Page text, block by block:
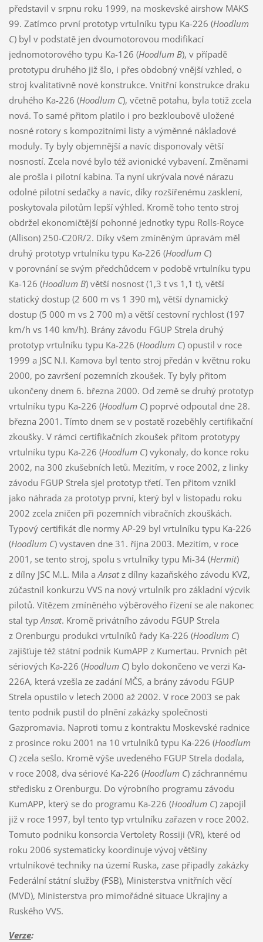
představil v srpnu roku 1999, na moskevské airshow MAKS
99. Zatímco první prototyp vrtulníku typu Ka-226 (Hoodlum
C) byl v podstatě jen dvoumotorovou modifikací
jednomotorového typu Ka-126 (Hoodlum B), v případě
prototypu druhého již šlo, i přes obdobný vnější vzhled, o
stroj kvalitativně nové konstrukce. Vnitřní konstrukce draku
druhého Ka-226 (Hoodlum C), včetně potahu, byla totiž zcela
nová. To samé přitom platilo i pro bezkloubově uložené
nosné rotory s kompozitními listy a výměnné nákladové
moduly. Ty byly objemnější a navíc disponovaly větší
nosností. Zcela nové bylo též avionické vybavení. Změnami
ale prošla i pilotní kabina. Ta nyní ukrývala nové nárazu
odolné pilotní sedačky a navíc, díky rozšířenému zasklení,
poskytovala pilotům lepší výhled. Kromě toho tento stroj
obdržel ekonomičtější pohonné jednotky typu Rolls-Royce
(Allison) 250-C20R/2. Díky všem zmíněným úpravám měl
druhý prototyp vrtulníku typu Ka-226 (Hoodlum C)
v porovnání se svým předchůdcem v podobě vrtulníku typu
Ka-126 (Hoodlum B) větší nosnost (1,3 t vs 1,1 t), větší
statický dostup (2 600 m vs 1 390 m), větší dynamický
dostup (5 000 m vs 2 700 m) a větší cestovní rychlost (197
km/h vs 140 km/h). Brány závodu FGUP Strela druhý
prototyp vrtulníku typu Ka-226 (Hoodlum C) opustil v roce
1999 a JSC N.I. Kamova byl tento stroj předán v květnu roku
2000, po završení pozemních zkoušek. Ty byly přitom
ukončeny dnem 6. března 2000. Od země se druhý prototyp
vrtulníku typu Ka-226 (Hoodlum C) poprvé odpoutal dne 28.
března 2001. Tímto dnem se v postatě rozeběhly certifikační
zkoušky. V rámci certifikačních zkoušek přitom prototypy
vrtulníku typu Ka-226 (Hoodlum C) vykonaly, do konce roku
2002, na 300 zkušebních letů. Mezitím, v roce 2002, z linky
závodu FGUP Strela sjel prototyp třetí. Ten přitom vznikl
jako náhrada za prototyp první, který byl v listopadu roku
2002 zcela zničen při pozemních vibračních zkouškách.
Typový certifikát dle normy AP-29 byl vrtulníku typu Ka-226
(Hoodlum C) vystaven dne 31. října 2003. Mezitím, v roce
2001, se tento stroj, spolu s vrtulníky typu Mi-34 (Hermit)
z dílny JSC M.L. Mila aAnsatz dílny kazaňského závodu KVZ,
zúčastnil konkurzu VVS na nový vrtulník pro základní výcvik
pilotů. Vítězem zmíněného výběrového řízení se ale nakonec
stal typAnsat. Kromě privátního závodu FGUP Strela
z Orenburgu produkci vrtulníků řady Ka-226 (Hoodlum C)
zajišťuje též státní podnik KumAPP z Kumertau. Prvních pět
sériových Ka-226 (Hoodlum C) bylo dokončeno ve verzi Ka-
226A, která vzešla ze zadání MČS, a brány závodu FGUP
Strela opustilo v letech 2000 až 2002. V roce 2003 se pak
tento podnik pustil do plnění zakázky společnosti
Gazpromavia. Naproti tomu z kontraktu Moskevské radnice
z prosince roku 2001 na 10 vrtulníků typu Ka-226 (Hoodlum
C) zcela sešlo. Kromě výše uvedeného FGUP Strela dodala,
v roce 2008, dva sériové Ka-226 (Hoodlum C) záchrannému
středisku z Orenburgu. Do výrobního programu závodu
KumAPP, který se do programu Ka-226 (Hoodlum C) zapojil
již v roce 1997, byl tento typ vrtulníku zařazen v roce 2002.
Tomuto podniku konsorcia Vertolety Rossiji (VR), které od
roku 2006 systematicky koordinuje vývoj většiny
vrtulníkové techniky na území Ruska, zase připadly zakázky
Federální státní služby (FSB), Ministerstva vnitřních věcí
(MVD), Ministerstva pro mimořádné situace Ukrajiny a
Ruského VVS.
Verze: